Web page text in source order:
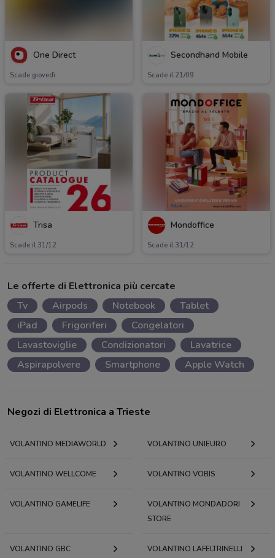
One Direct
Scade giovedì
Secondhand Mobile
Scade il 21/09
Trisa
Scade il 31/12
Mondoffice
Scade il 31/12
Le offerte di Elettronica più cercate
Tv
Airpods Notebook
Tablet
iPad
Frigoriferi
Congelatori
Lavastoviglie
Condizionatori
Lavatrice
Aspirapolvere
Smartphone Apple Watch
Negozi di Elettronica a Trieste
VOLANTINO MEDIAWORLD VOLANTINO UNIEURO
VOLANTINO WELLCOME VOLANTINO VOBIS
VOLANTINO GAMELIFE
VOLANTINO MONDADORI
STORE
VOLANTINO GBC VOLANTINO LAFELTRINELLI